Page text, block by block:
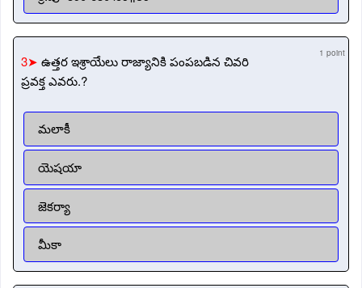
3➤ ఉత్తర ఇశ్రాయేలు రాజ్యానికి పంపబడిన చివరి
ప్రవక్త ఎవరు.?
1 point
మలాకీ
యెషయా
జెకర్యా
మీకా